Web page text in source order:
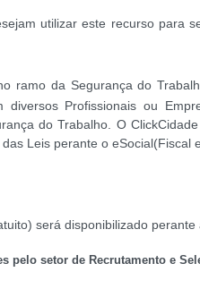
utilizar este recurso para
ramo da Segurança do
diversos Profissionais ou
do Trabalho. O
Leis perante o eSocial(Fiscal
será disponibilizado perante
pelo setor de Recrutamento e